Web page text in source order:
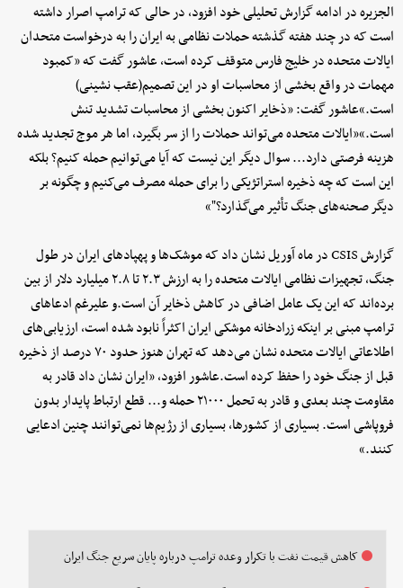
الجزیره در ادامه گزارش تحلیلی خود افزود، در حالی که ترامپ اصرار داشته
است که در چند هفته گذشته حملات نظامی به ایران را به درخواست متحدان
ایالات متحده در خلیج فارس متوقف کرده است، عاشور گفت که «کمبود
مهمات در واقع بخشی از محاسبات او در این تصمیم(عقب نشینی)
است.»عاشور گفت: «ذخایر اکنون بخشی از محاسبات تشدید تنش
است.»«ایالات متحده می‌تواند حملات را از سر بگیرد، اما هر موج تجدید شده
هزینه فرصتی دارد... سوال دیگر این نیست که آیا می‌توانیم حمله کنیم؟ بلکه
این است که چه ذخیره استراتژیکی را برای حمله مصرف می‌کنیم و چگونه بر
دیگر صحنه‌های جنگ تأثیر می‌گذارد؟"»
گزارش CSIS در ماه آوریل نشان داد که موشک‌ها و پهپادهای ایران در طول
جنگ، تجهیزات نظامی ایالات متحده را به ارزش ۲.۳ تا ۲.۸ میلیارد دلار از بین
برده‌اند که این یک عامل اضافی در کاهش ذخایر آن است.و علیرغم ادعاهای
ترامپ مبنی بر اینکه زرادخانه موشکی ایران اکثراً نابود شده است، ارزیابی‌های
اطلاعاتی ایالات متحده نشان می‌دهد که تهران هنوز حدود ۷۰ درصد از ذخیره
قبل از جنگ خود را حفظ کرده است.عاشور افزود، «ایران نشان داد قادر به
مقاومت چند بعدی و قادر به تحمل ۲۱۰۰۰ حمله و... قطع ارتباط پایدار بدون
فروپاشی است. بسیاری از کشورها، بسیاری از رژیم‌ها نمی‌توانند چنین ادعایی
کنند.»
کاهش قیمت نفت با تکرار وعده ترامپ درباره پایان سریع جنگ ایران